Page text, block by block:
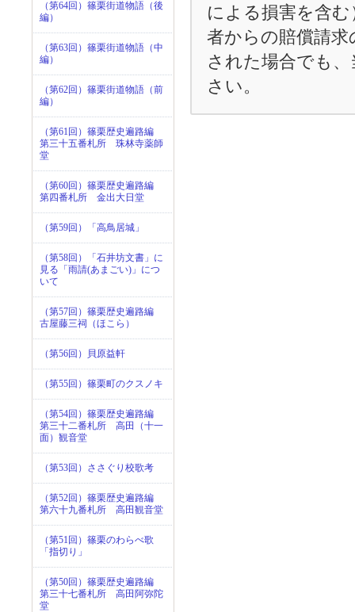
（第64回）篠栗街道物語（後
編）
（第63回）篠栗街道物語（中
編）
（第62回）篠栗街道物語（前
編）
（第61回）篠栗歴史遍路編
第三十五番札所 珠林寺薬師
堂
（第60回）篠栗歴史遍路編
第四番札所 金出大日堂
（第59回）「高鳥居城」
（第58回）「石井坊文書」に
見る「雨請(あまごい)」につ
いて
（第57回）篠栗歴史遍路編
古屋藤三祠（ほこら）
（第56回）貝原益軒
（第55回）篠栗町のクスノキ
（第54回）篠栗歴史遍路編
第三十二番札所 高田（十一
面）観音堂
（第53回）ささぐり校歌考
（第52回）篠栗歴史遍路編
第六十九番札所 高田観音堂
（第51回）篠栗のわらべ歌
「指切り」
（第50回）篠栗歴史遍路編
第三十七番札所 高田阿弥陀
堂
による損害を含
者からの賠償請
された場合でも
さい。